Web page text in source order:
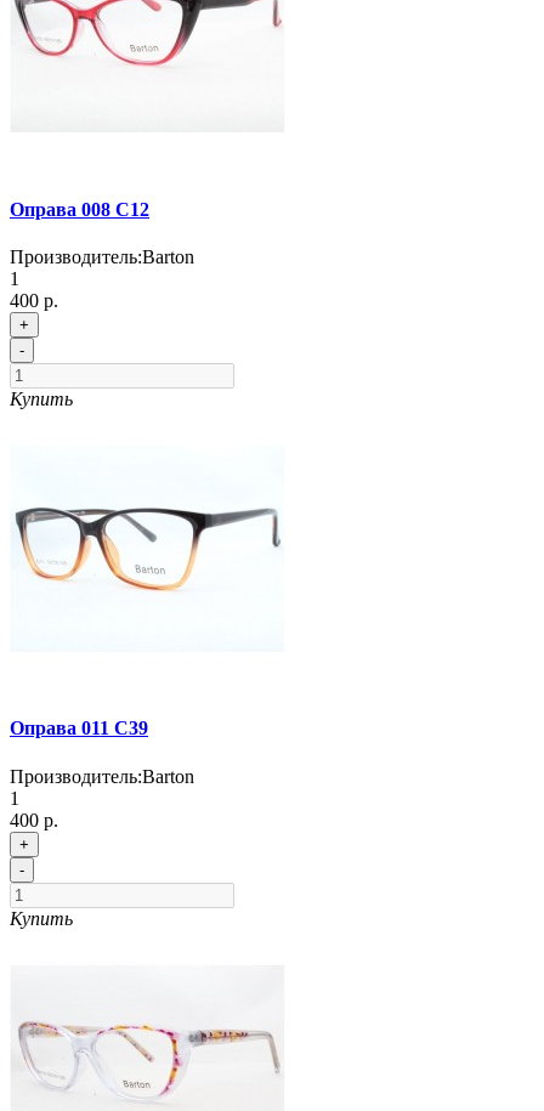
Оправа 008 C12
Производитель:Barton
1
400 р.
+
-
Купить
Оправа 011 C39
Производитель:Barton
1
400 р.
+
-
Купить